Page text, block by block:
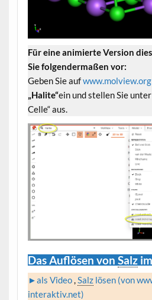
Für eine animierte Version
Sie folgendermaßen vor:
Geben Sie aufwww.molview.org
„Halite“ein und stellen Sie unter
Celle“ aus.
Das Auflösen von Salz
►als Video,Salzlösen (von
interaktiv.net)